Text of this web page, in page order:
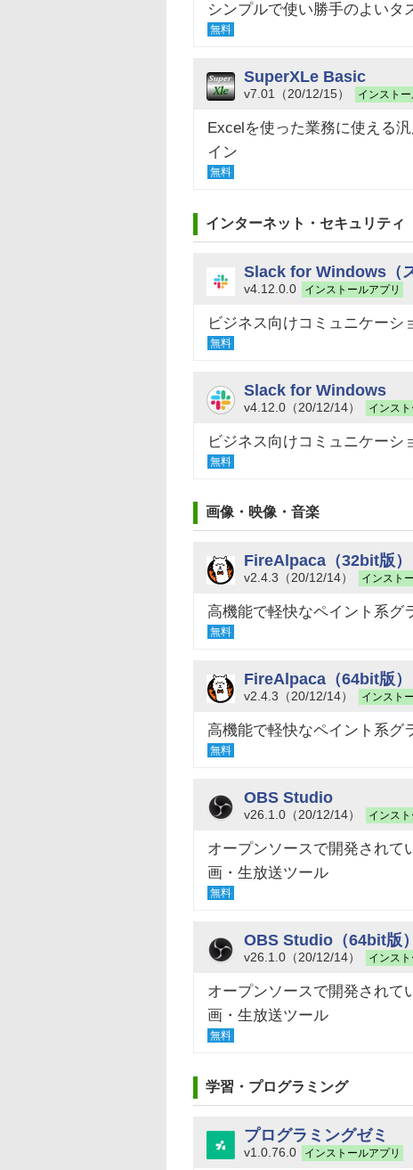
シンプルで使い勝手のよいタ
無料
SuperXLe Basic
v7.01（20/12/15） インストー
Excelを使った業務に使える
イン
無料
インターネット・セキュリティ
Slack for Windows（
v4.12.0.0 インストールアプリ
ビジネス向けコミュニケーシ
無料
Slack for Windows
v4.12.0（20/12/14） インス
ビジネス向けコミュニケーシ
無料
画像・映像・音楽
FireAlpaca（32bit版）
v2.4.3（20/12/14） インスト
高機能で軽快なペイント系グ
無料
FireAlpaca（64bit版）
v2.4.3（20/12/14） インスト
高機能で軽快なペイント系グ
無料
OBS Studio
v26.1.0（20/12/14） インス
オープンソースで開発されて
画・生放送ツール
無料
OBS Studio（64bit版）
v26.1.0（20/12/14） インス
オープンソースで開発されて
画・生放送ツール
無料
学習・プログラミング
プログラミングゼミ
v1.0.76.0 インストールアプリ